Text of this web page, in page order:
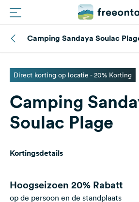
Routes
Campings
Magazine
Partners
Registreren
Nieuwsbrief
Camping Sandaya Soulac
Direct korting op locatie - 20% Korting
Camping
Soulac Plage
Kortingsdetails
Hoogseizoen 20% Rabatt
op de persoon en de standplaats